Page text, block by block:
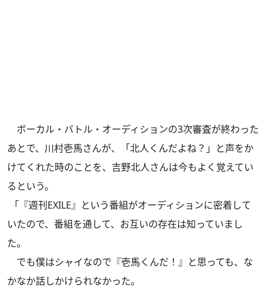
ボーカル・バトル・オーディションの3次審査が終わった
あとで、川村壱馬さんが、「北人くんだよね？」と声をか
けてくれた時のことを、吉野北人さんは今もよく覚えてい
るという。
「『週刊EXILE』という番組がオーディションに密着して
いたので、番組を通して、お互いの存在は知っていまし
た。
でも僕はシャイなので『壱馬くんだ！』と思っても、な
かなか話しかけられなかった。